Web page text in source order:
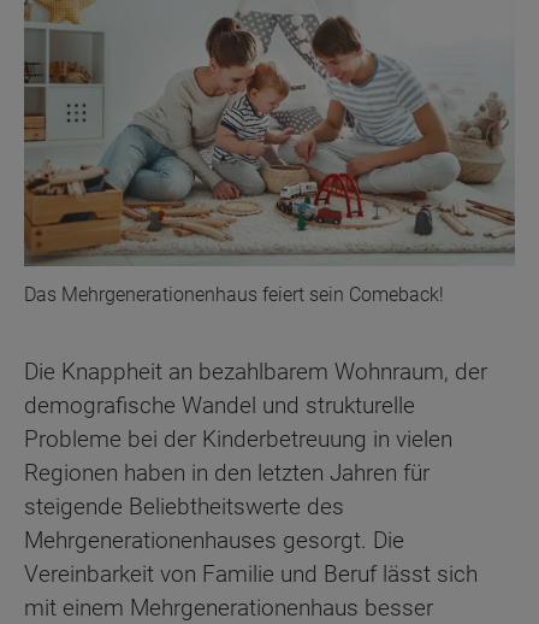
Das Mehrgenerationenhaus feiert sein Comeback!
Die Knappheit an bezahlbarem Wohnraum, der
demografische Wandel und strukturelle
Probleme bei der Kinderbetreuung in vielen
Regionen haben in den letzten Jahren für
steigende Beliebtheitswerte des
Mehrgenerationenhauses gesorgt. Die
Vereinbarkeit von Familie und Beruf lässt sich
mit einem Mehrgenerationenhaus besser